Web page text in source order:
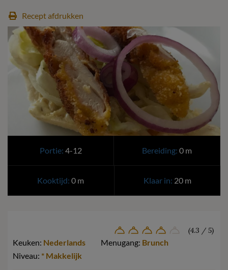
Recept afdrukken
Portie: 4-12 Bereiding: 0 m
Kooktijd: 0 m Klaar in: 20 m
(4.3 / 5)
Keuken: Nederlands Menugang: Brunch
Niveau: * Makkelijk